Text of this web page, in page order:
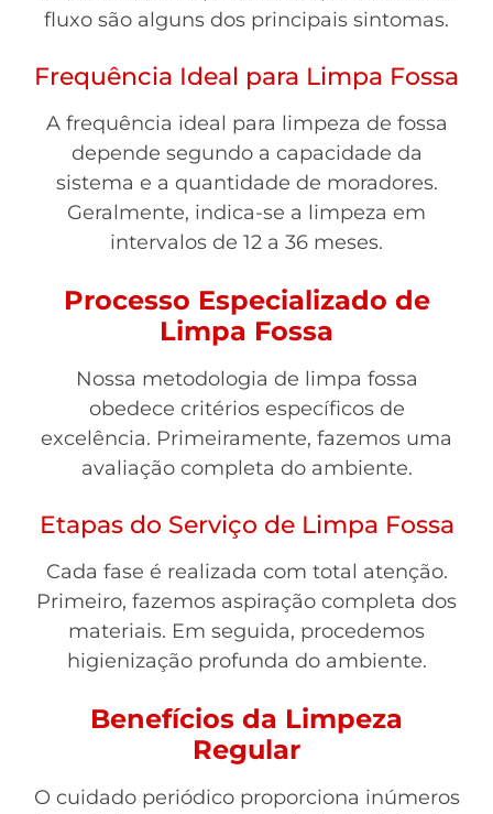
fluxo são alguns dos principais sintomas.
Frequência Ideal para Limpa Fossa
A frequência ideal para limpeza de fossa
depende segundo a capacidade da
sistema e a quantidade de moradores.
Geralmente, indica-se a limpeza em
intervalos de 12 a 36 meses.
Processo Especializado de
Limpa Fossa
Nossa metodologia de limpa fossa
obedece critérios específicos de
excelência. Primeiramente, fazemos uma
avaliação completa do ambiente.
Etapas do Serviço de Limpa Fossa
Cada fase é realizada com total atenção.
Primeiro, fazemos aspiração completa dos
materiais. Em seguida, procedemos
higienização profunda do ambiente.
Benefícios da Limpeza
Regular
O cuidado periódico proporciona inúmeros